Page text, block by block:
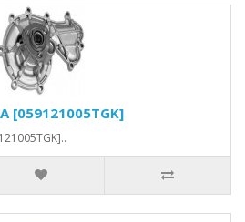
[059121005TGK]